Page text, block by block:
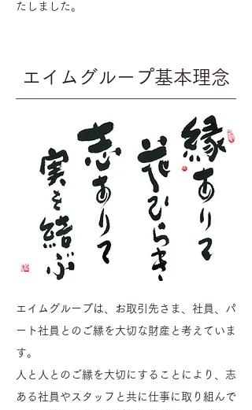
たしました。
エイムグループ基本理念
エイムグループは、お取引先さま、社員、パ
ート社員とのご縁を大切な財産と考えていま
す。
人と人とのご縁を大切にすることにより、志
ある社員やスタッフと共に仕事に取り組んで